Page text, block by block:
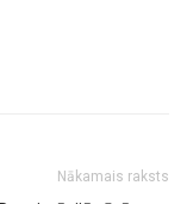
Nākamais raksts